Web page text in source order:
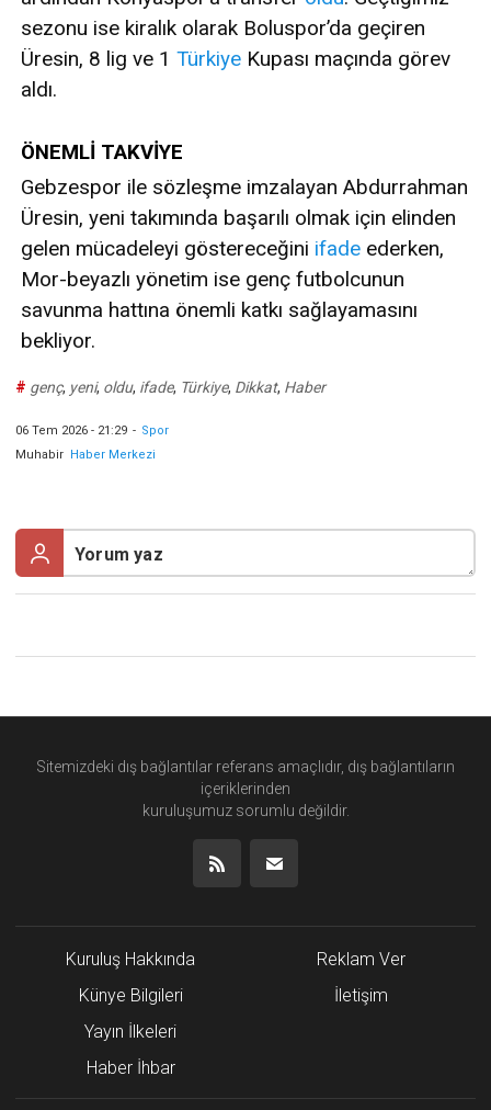
sezonu ise kiralık olarak Boluspor’da geçiren
Üresin, 8 lig ve 1 Türkiye Kupası maçında görev
aldı.
ÖNEMLİ TAKVİYE
Gebzespor ile sözleşme imzalayan Abdurrahman
Üresin, yeni takımında başarılı olmak için elinden
gelen mücadeleyi göstereceğini ifade ederken,
Mor-beyazlı yönetim ise genç futbolcunun
savunma hattına önemli katkı sağlayamasını
bekliyor.
# genç, yeni, oldu, ifade, Türkiye, Dikkat, Haber
06 Tem 2026 - 21:29 - Spor
Muhabir
Haber Merkezi
Sitemizdeki dış bağlantılar referans amaçlıdır, dış bağlantıların
içeriklerinden
kuruluşumuz sorumlu değildir.
Kuruluş Hakkında
Künye Bilgileri
Yayın İlkeleri
Haber İhbar
Reklam Ver
İletişim